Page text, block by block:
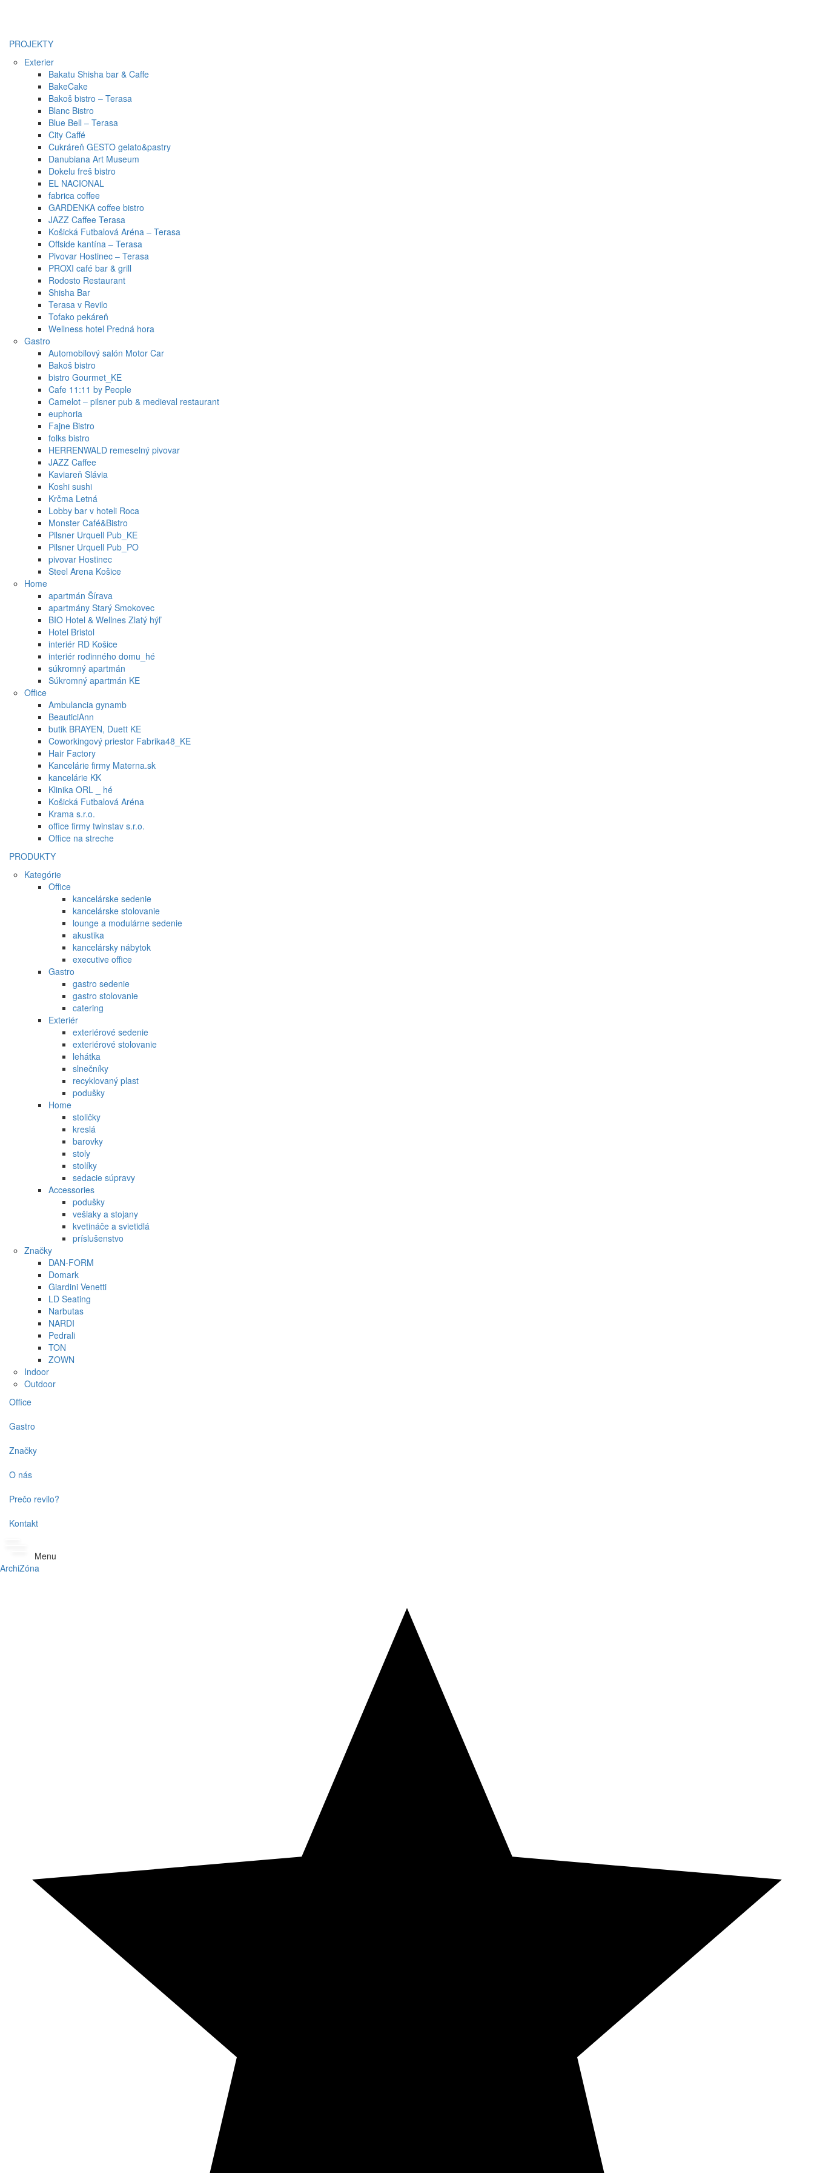
PROJEKTY
Exterier
Bakatu Shisha bar & Caffe
BakeCake
Bakoš bistro – Terasa
Blanc Bistro
Blue Bell – Terasa
City Caffé
Cukráreň GESTO gelato&pastry
Danubiana Art Museum
Dokelu freš bistro
EL NACIONAL
fabrica coffee
GARDENKA coffee bistro
JAZZ Caffee Terasa
Košická Futbalová Aréna – Terasa
Offside kantína – Terasa
Pivovar Hostinec – Terasa
PROXI café bar & grill
Rodosto Restaurant
Shisha Bar
Terasa v Revilo
Tofako pekáreň
Wellness hotel Predná hora
Gastro
Automobilový salón Motor Car
Bakoš bistro
bistro Gourmet_KE
Cafe 11:11 by People
Camelot – pilsner pub & medieval restaurant
euphoria
Fajne Bistro
folks bistro
HERRENWALD remeselný pivovar
JAZZ Caffee
Kaviareň Slávia
Koshi sushi
Krčma Letná
Lobby bar v hoteli Roca
Monster Café&Bistro
Pilsner Urquell Pub_KE
Pilsner Urquell Pub_PO
pivovar Hostinec
Steel Arena Košice
Home
apartmán Šírava
apartmány Starý Smokovec
BIO Hotel & Wellnes Zlatý hýľ
Hotel Bristol
interiér RD Košice
interiér rodinného domu_hé
súkromný apartmán
Súkromný apartmán KE
Office
Ambulancia gynamb
BeauticiAnn
butik BRAYEN, Duett KE
Coworkingový priestor Fabrika48_KE
Hair Factory
Kancelárie firmy Materna.sk
kancelárie KK
Klinika ORL _ hé
Košická Futbalová Aréna
Krama s.r.o.
office firmy twinstav s.r.o.
Office na streche
PRODUKTY
Kategórie
Office
kancelárske sedenie
kancelárske stolovanie
lounge a modulárne sedenie
akustika
kancelársky nábytok
executive office
Gastro
gastro sedenie
gastro stolovanie
catering
Exteriér
exteriérové sedenie
exteriérové stolovanie
lehátka
slnečníky
recyklovaný plast
podušky
Home
stoličky
kreslá
barovky
stoly
stolíky
sedacie súpravy
Accessories
podušky
vešiaky a stojany
kvetináče a svietidlá
príslušenstvo
Značky
DAN-FORM
Domark
Giardini Venetti
LD Seating
Narbutas
NARDI
Pedrali
TON
ZOWN
Indoor
Outdoor
Office
Gastro
Značky
O nás
Prečo revilo?
Kontakt
Menu
ArchiZóna